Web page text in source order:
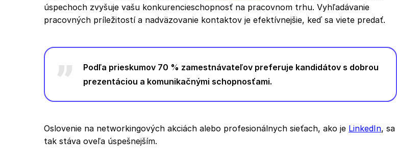
úspechoch zvyšuje vašu konkurencieschopnosť na pracovnom trhu. Vyhľadávanie
pracovných príležitostí a nadväzovanie kontaktov je efektívnejšie, keď sa viete predať.
Podľa prieskumov 70 % zamestnávateľov preferuje kandidátov s dobrou
prezentáciou a komunikačnými schopnosťami.
Oslovenie na networkingových akciách alebo profesionálnych sieťach, ako je LinkedIn, sa
tak stáva oveľa úspešnejším.